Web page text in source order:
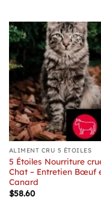
ALIMENT CRU 5 ÉTOILES
5 Étoiles Nourriture
Chat – Entretien Bœuf
Canard
$58.60